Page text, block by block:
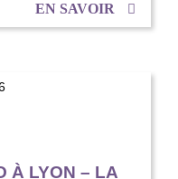
EN SAVOIR
À LYON – LA